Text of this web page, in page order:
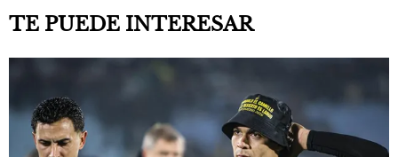
TE PUEDE INTERESAR